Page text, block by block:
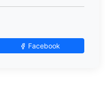
Facebook